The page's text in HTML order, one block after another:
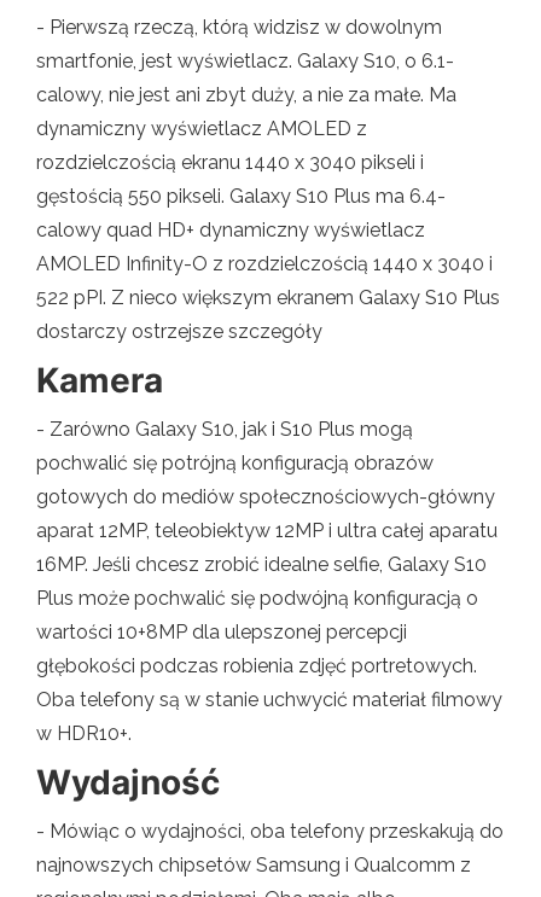
- Pierwszą rzeczą, którą widzisz w dowolnym
smartfonie, jest wyświetlacz. Galaxy S10, o 6.1-
calowy, nie jest ani zbyt duży, a nie za małe. Ma
dynamiczny wyświetlacz AMOLED z
rozdzielczością ekranu 1440 x 3040 pikseli i
gęstością 550 pikseli. Galaxy S10 Plus ma 6.4-
calowy quad HD+ dynamiczny wyświetlacz
AMOLED Infinity-O z rozdzielczością 1440 x 3040 i
522 pPI. Z nieco większym ekranem Galaxy S10 Plus
dostarczy ostrzejsze szczegóły
Kamera
- Zarówno Galaxy S10, jak i S10 Plus mogą
pochwalić się potrójną konfiguracją obrazów
gotowych do mediów społecznościowych-główny
aparat 12MP, teleobiektyw 12MP i ultra całej aparatu
16MP. Jeśli chcesz zrobić idealne selfie, Galaxy S10
Plus może pochwalić się podwójną konfiguracją o
wartości 10+8MP dla ulepszonej percepcji
głębokości podczas robienia zdjęć portretowych.
Oba telefony są w stanie uchwycić materiał filmowy
w HDR10+.
Wydajność
- Mówiąc o wydajności, oba telefony przeskakują do
najnowszych chipsetów Samsung i Qualcomm z